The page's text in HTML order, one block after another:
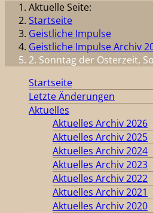
Aktuelle Seite:
Startseite
Geistliche Impulse
Geistliche Impulse Archiv
2. Sonntag der Osterzeit,
Startseite
Letzte Änderungen
Aktuelles
Aktuelles Archiv 2026
Aktuelles Archiv 2025
Aktuelles Archiv 2024
Aktuelles Archiv 2023
Aktuelles Archiv 2022
Aktuelles Archiv 2021
Aktuelles Archiv 2020